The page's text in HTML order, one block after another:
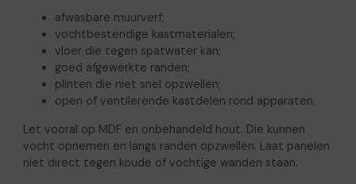
afwasbare muurverf;
vochtbestendige kastmaterialen;
vloer die tegen spatwater kan;
goed afgewerkte randen;
plinten die niet snel opzwellen;
open of ventilerende kastdelen rond apparaten.
Let vooral op MDF en onbehandeld hout. Die kunnen
vocht opnemen en langs randen opzwellen. Laat panelen
niet direct tegen koude of vochtige wanden staan.